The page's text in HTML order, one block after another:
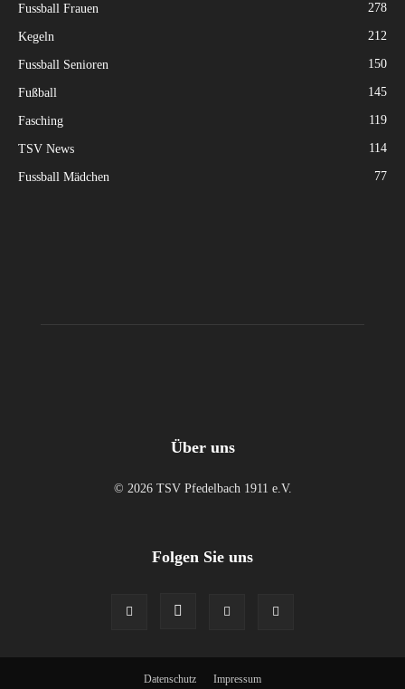
Fussball Frauen 278
Kegeln 212
Fussball Senioren 150
Fußball 145
Fasching 119
TSV News 114
Fussball Mädchen 77
Über uns
© 2026 TSV Pfedelbach 1911 e.V.
Folgen Sie uns
Datenschutz Impressum